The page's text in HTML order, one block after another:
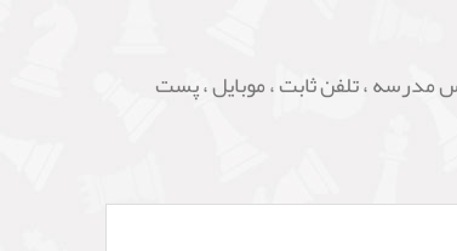
، تلفن ثابت ، موبایل ، پست